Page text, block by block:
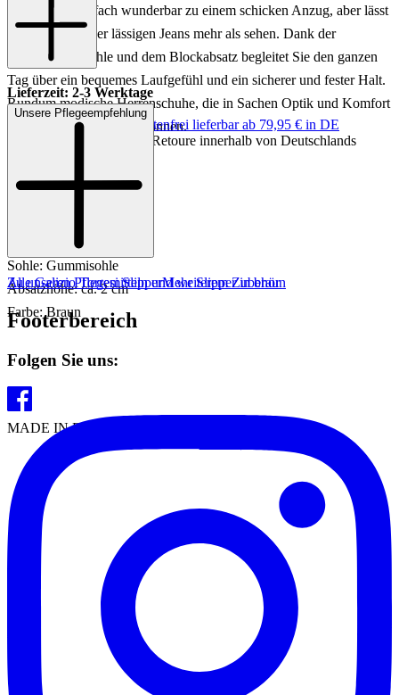
Braun passt einfach wunderbar zu einem schicken Anzug, aber lässt
sich auch zu einer lässigen Jeans mehr als sehen. Dank der
profilstarken Sohle und dem Blockabsatz begleitet Sie den ganzen
Tag über ein bequemes Laufgefühl und ein sicherer und fester Halt.
Rundum modische Herrenschuhe, die in Sachen Optik und Komfort
gleichermaßen punkten können.
Innensohle: Leder
Sohle: Gummisohle
Absatzhöhe: ca. 2 cm
Farbe: Braun
MADE IN EUROPE
Lieferzeit: 2-3 Werktage
Keine Versandkosten:
kostenfrei lieferbar ab 79,95 € in DE
Einfache und Kostenlose Retoure innerhalb von Deutschlands
Unsere Pflegeempfehlung
Zu unseren Pflegemitteln und weiterem Zubehör
Alle Galizio Torresi SlipperMehr Slipper in braun
Footerbereich
Folgen Sie uns: